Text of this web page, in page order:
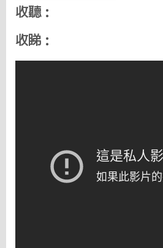
收聽：
收睇：